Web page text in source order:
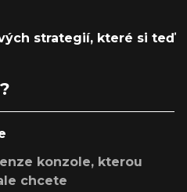
strategií, které si teď
konzole, kterou
chcete